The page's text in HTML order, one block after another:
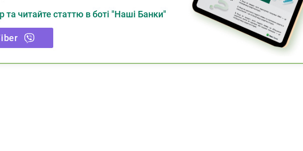
читайте статтю в боті "Наші Банки"